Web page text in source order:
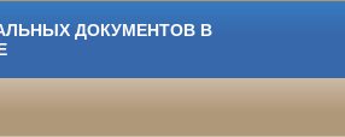
ДОКУМЕНТОВ В